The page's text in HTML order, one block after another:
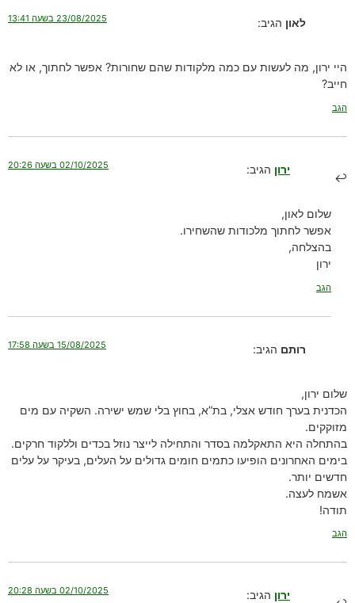
לאון הגיב: 23/08/2025 בשעה 13:41
היי ירון, מה לעשות עם כמה מלקודות שהם שחורות? אפשר לחתוך, או לא
חייב?
הגב
ירון הגיב: 02/10/2025 בשעה 20:26
שלום לאון,
אפשר לחתוך מלכודות שהשחירו.
בהצלחה,
ירון
הגב
רותם הגיב: 15/08/2025 בשעה 17:58
שלום ירון,
הכדנית בערך חודש אצלי, בת”א, בחוץ בלי שמש ישירה. השקיה עם מים
מזוקקים.
בהתחלה היא התאקלמה בסדר והתחילה לייצר נוזל בכדים וללקוד חרקים.
בימים האחרונים הופיעו כתמים חומים גדולים על העלים, בעיקר על עלים
חדשים יותר.
אשמח לעצה.
תודה!
הגב
ירון הגיב: 02/10/2025 בשעה 20:28